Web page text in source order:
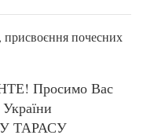
почесних
Просимо Вас
ТАРАСУ